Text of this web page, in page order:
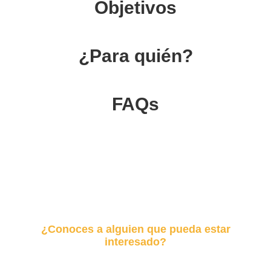
Objetivos
¿Para quién?
FAQs
¿Conoces a alguien que pueda estar
interesado?